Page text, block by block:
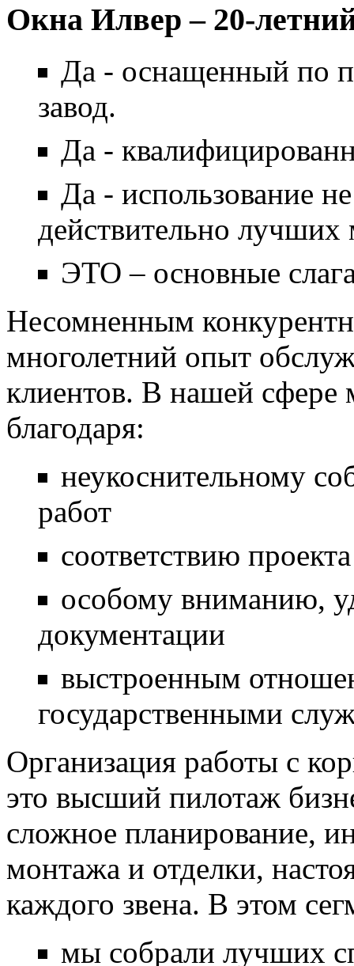
Окна Илвер – 20-
Да - оснащенный по
завод.
Да -
Да - использование
действительно лучших
ЭТО – основные
Несомненным
многолетний опыт
клиентов. В нашей сфере
благодаря:
неукоснительному
работ
соответствию
особому вниманию,
документации
выстроенным
государственными
Организация работы с
это высший пилотаж
сложное планирование,
монтажа и отделки,
каждого звена. В этом
мы собрали лучших